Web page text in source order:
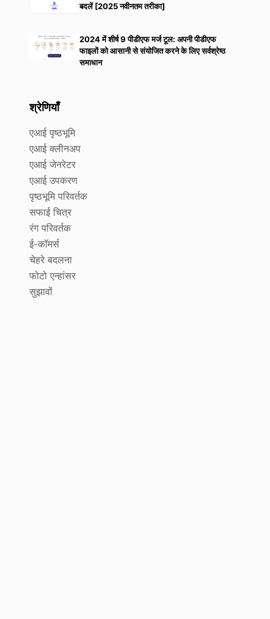
बदलें [2025 नवीनतम तरीका]
2024 में शीर्ष 9 पीडीएफ मर्ज टूल: अपनी पीडीएफ
फाइलों को आसानी से संयोजित करने के लिए सर्वश्रेष्ठ
समाधान
श्रेणियाँ
एआई पृष्ठभूमि
एआई क्लीनअप
एआई जेनरेटर
एआई उपकरण
पृष्ठभूमि परिवर्तक
सफाई चित्र
रंग परिवर्तक
ई-कॉमर्स
चेहरे बदलना
फोटो एन्हांसर
सुझावों